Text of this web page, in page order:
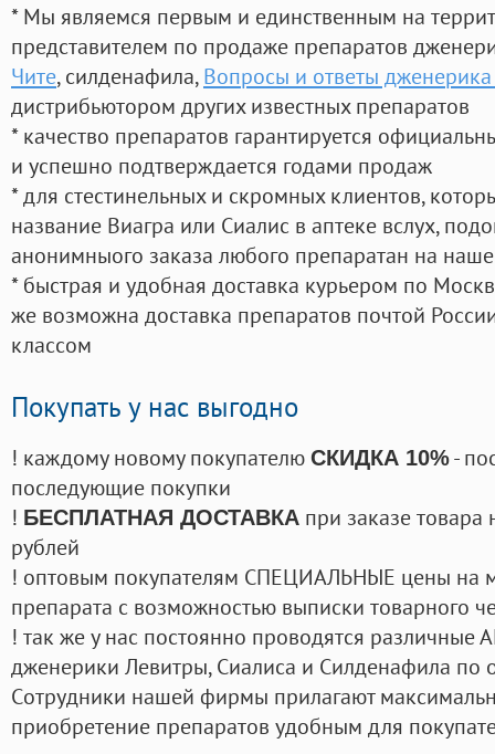
* Мы являемся первым и единственным на
представителем по продаже препаратов
Чите, силденафила, Вопросы и ответы
дистрибьютором других известных препаратов
* качество препаратов гарантируется
и успешно подтверждается годами продаж
* для стестинельных и скромных клиентов,
название Виагра или Сиалис в аптеке вслух,
анонимныого заказа любого препаратан на
* быстрая и удобная доставка курьером по
же возможна доставка препаратов почтой
классом
Покупать у нас выгодно
! каждому новому покупателю СКИДКА 10%-
последующие покупки
! БЕСПЛАТНАЯ ДОСТАВКА при заказе
рублей
! оптовым покупателям СПЕЦИАЛЬНЫЕ цены на
препарата с возможностью выписки товарного
! так же у нас постоянно проводятся
дженерики Левитры, Сиалиса и Силденафила по
Cотрудники нашей фирмы прилагают
приобретение препаратов удобным для